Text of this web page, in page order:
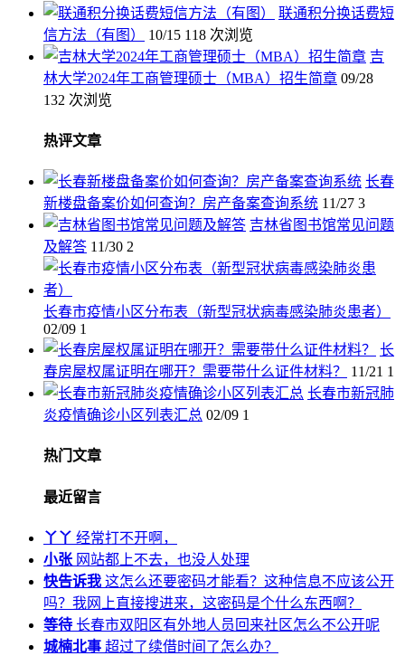
联通积分换话费短
信方法（有图）
10/15 118 次浏览
吉
林大学2024年工商管理硕士（MBA）招生简章 09/28
132 次浏览
热评文章
长春
新楼盘备案价如何查询？房产备案查询系统 11/27 3
吉林省图书馆常见问题
及解答 11/30 2
长春市疫情小区分布表（新型冠状病毒感染肺炎患者）
02/09 1
长
春房屋权属证明在哪开？需要带什么证件材料？
11/21 1
长春市新冠肺
炎疫情确诊小区列表汇总 02/09 1
热门文章
最近留言
丫丫 经常打不开啊，
小张 网站都上不去，也没人处理
快告诉我 这怎么还要密码才能看？这种信息不应该公开
吗？我网上直接搜进来，这密码是个什么东西啊？
等待 长春市双阳区有外地人员回来社区怎么不公开呢
城楠北事 超过了续借时间了怎么办？